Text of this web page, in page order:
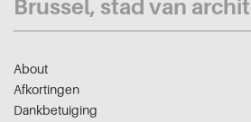
Brussel, stad van
About
Afkortingen
Dankbetuiging